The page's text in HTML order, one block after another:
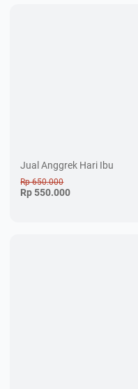
Jual Anggrek Hari Ibu
Rp 650.000
Rp 550.000